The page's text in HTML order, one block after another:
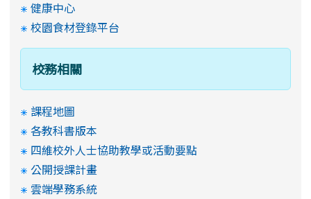
健康中心
校園食材登錄平台
校務相關
課程地圖
各教科書版本
四維校外人士協助教學或活動要點
公開授課計畫
雲端學務系統